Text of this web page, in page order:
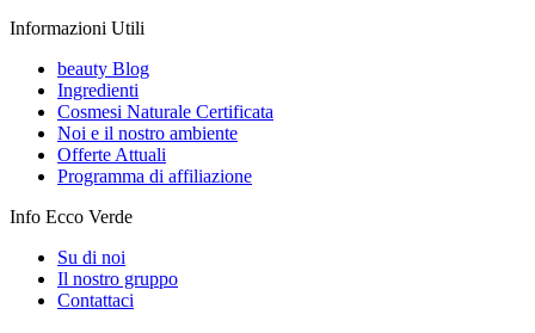
Informazioni Utili
beauty Blog
Ingredienti
Cosmesi Naturale Certificata
Noi e il nostro ambiente
Offerte Attuali
Programma di affiliazione
Info Ecco Verde
Su di noi
Il nostro gruppo
Contattaci